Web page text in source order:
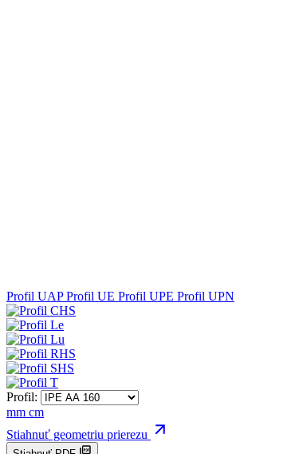
Profil UAPProfil UE Profil UPE Profil UPN
Profil:
mm cm
Stiahnuť geometriu prierezu